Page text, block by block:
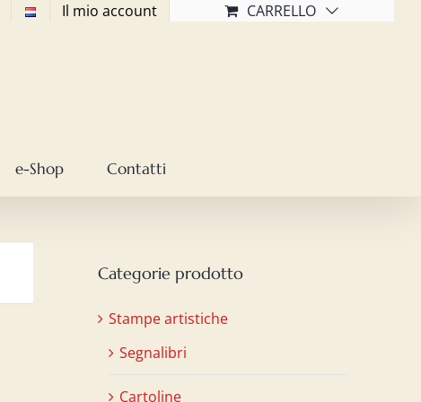
Il mio account CARRELLO
e-Shop Contatti
Categorie prodotto
Stampe artistiche
Segnalibri
Cartoline